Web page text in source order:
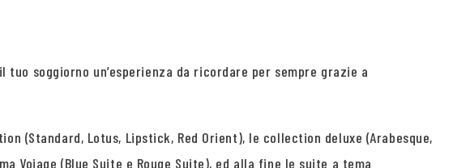
soggiorno un’esperienza da ricordare per sempre grazie a
Lotus, Lipstick, Red Orient), le collection deluxe (Arabesque,
Vojage (Blue Suite e Rouge Suite), ed alla fine le suite a tema